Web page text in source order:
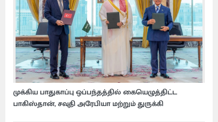
முக்கிய பாதுகாப்பு ஒப்பந்தத்தில் கையெழுத்திட்ட
பாகிஸ்தான், சவுதி அரேபியா மற்றும் துருக்கி